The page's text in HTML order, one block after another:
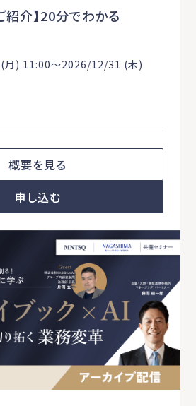
紹介】20分でわかる
(月) 11:00〜2026/12/31 (木)
概要を見る
申し込む